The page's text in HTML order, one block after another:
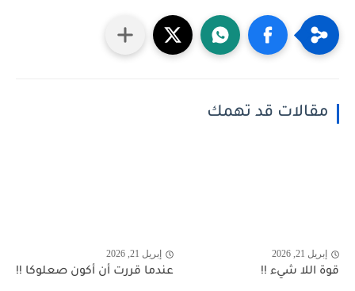
مقالات قد تهمك
إبريل 21, 2026
قوة اللا شيء !!
إبريل 21, 2026
عندما قررت أن أكون صعلوكا !!